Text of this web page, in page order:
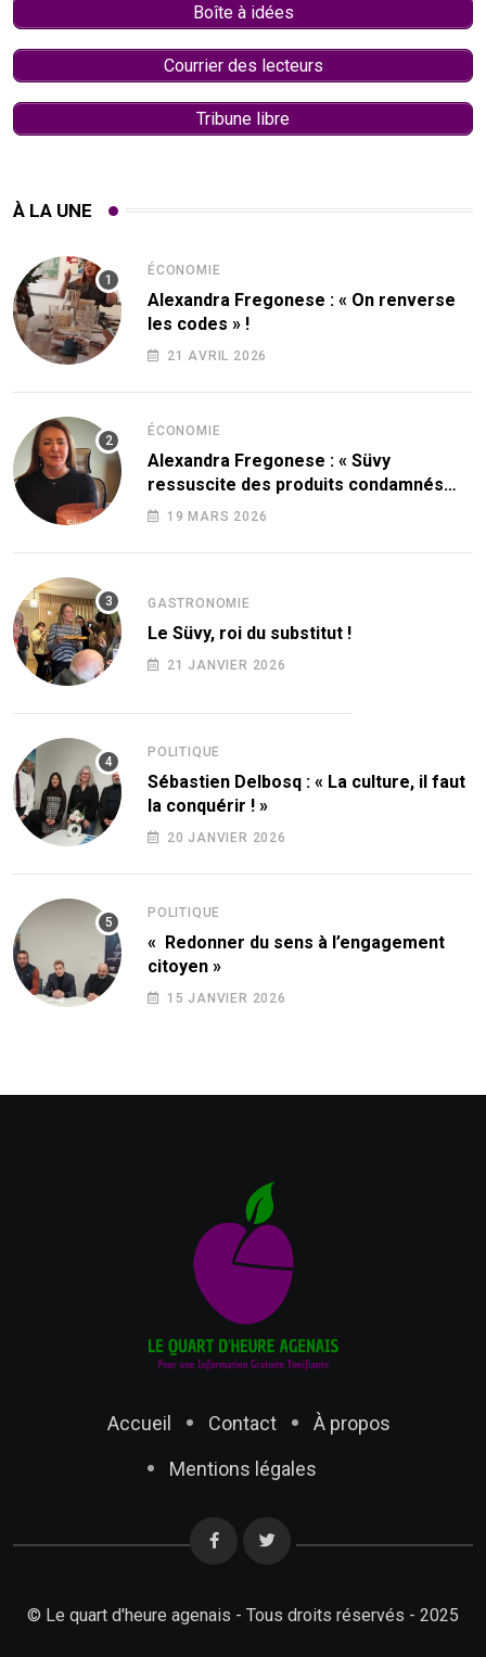
Boîte à idées
Courrier des lecteurs
Tribune libre
À LA UNE
ÉCONOMIE
Alexandra Fregonese : « On renverse
les codes » !
21 AVRIL 2026
ÉCONOMIE
Alexandra Fregonese : « Süvy
ressuscite des produits condamnés
par le sucre ! »
19 MARS 2026
GASTRONOMIE
Le Süvy, roi du substitut !
21 JANVIER 2026
POLITIQUE
Sébastien Delbosq : « La culture, il faut
la conquérir ! »
20 JANVIER 2026
POLITIQUE
« Redonner du sens à l’engagement
citoyen »
15 JANVIER 2026
Accueil Contact
À propos
Mentions légales
© Le quart d'heure agenais - Tous droits réservés - 2025